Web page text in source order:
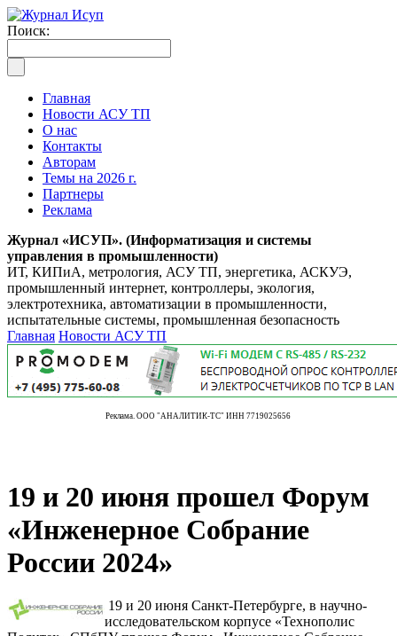
Поиск:
Главная
Новости АСУ ТП
О нас
Контакты
Авторам
Темы на 2026 г.
Партнеры
Реклама
Журнал «ИСУП». (Информатизация и системы
управления в промышленности)
ИТ, КИПиА, метрология, АСУ ТП, энергетика, АСКУЭ,
промышленный интернет, контроллеры, экология,
электротехника, автоматизации в промышленности,
испытательные системы, промышленная безопасность
Главная Новости АСУ ТП
Реклама. ООО "АНАЛИТИК-ТС" ИНН 7719025656
19 и 20 июня прошел Форум
«Инженерное Собрание
России 2024»
19 и 20 июня Санкт-Петербурге, в научно-
исследовательском корпусе «Технополис